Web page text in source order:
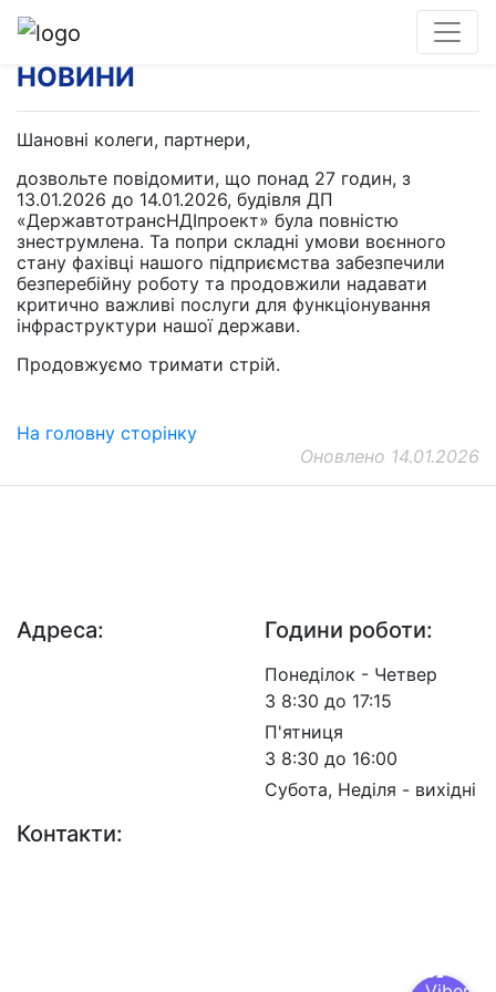
НОВИНИ
Шановні колеги, партнери,
дозвольте повідомити, що понад 27 годин, з
13.01.2026 до 14.01.2026, будівля ДП
«ДержавтотрансНДІпроект» була повністю
знеструмлена. Та попри складні умови воєнного
стану фахівці нашого підприємства забезпечили
безперебійну роботу та продовжили надавати
критично важливі послуги для функціонування
інфраструктури нашої держави.
Продовжуємо тримати стрій.
На головну сторінку
Оновлено 14.01.2026
Адреса: Години роботи:
Понеділок - Четвер
З 8:30 до 17:15
П'ятниця
З 8:30 до 16:00
Субота, Неділя - вихідні
Контакти: